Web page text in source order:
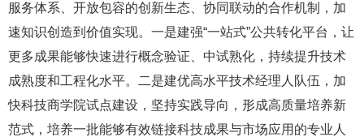
服务体系、开放包容的创新生态、协同联动的合作机制，加
速知识创造到价值实现。一是建强“一站式”公共转化平台，让
更多成果能够快速进行概念验证、中试熟化，持续提升技术
成熟度和工程化水平。二是建优高水平技术经理人队伍，加
快科技商学院试点建设，坚持实践导向，形成高质量培养新
范式，培养一批能够有效链接科技成果与市场应用的专业人